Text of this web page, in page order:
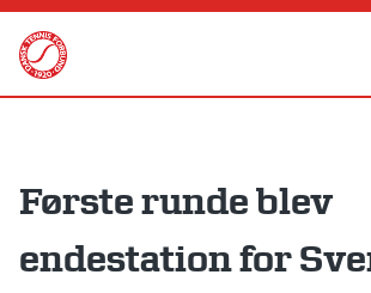
Skip
content
Første runde blev
endestation for